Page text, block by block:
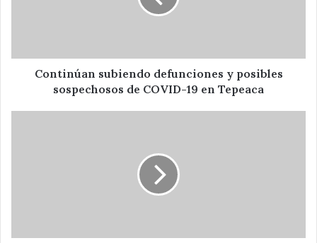
19
Continúan subiendo defunciones y posibles
sospechosos de COVID-19 en Tepeaca
2020